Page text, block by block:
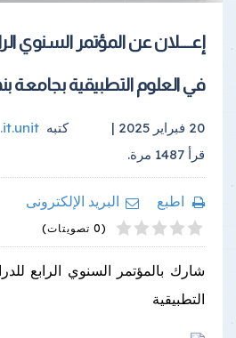
إعــــلان عن المؤتمر السنوي
في العلوم التطبيقية بجامعة
20 فبراير 2025 | كتبه it.unit
.
قرأ 1487 مرة.
اطبع
البريد الإلكترونى
1
2
3
4
5 (0 تصويتات)
شارك بالمؤتمر السنوي الرابع
التطبيقية